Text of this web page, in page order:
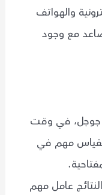
والهواتف
مع وجود
جوجل، في وقت
مقياس مهم في
عامل مهم